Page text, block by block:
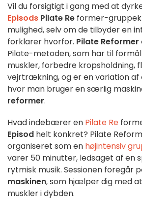
Vil du forsigtigt i gang med at
Episods Pilate Re former-
mulighed, selv om de tilbyder en
forklarer hvorfor. Pilate Reformer
Pilate-metoden, som har til
muskler, forbedre kropsholdning,
vejrtrækning, og er en variation af
hvor man bruger en særlig
reformer.
Hvad indebærer en Pilate Re
Episod helt konkret? Pilate
organiseret som en højintensiv
varer 50 minutter, ledsaget af en
rytmisk musik. Sessionen foregår
maskinen, som hjælper dig med
muskler i dybden.